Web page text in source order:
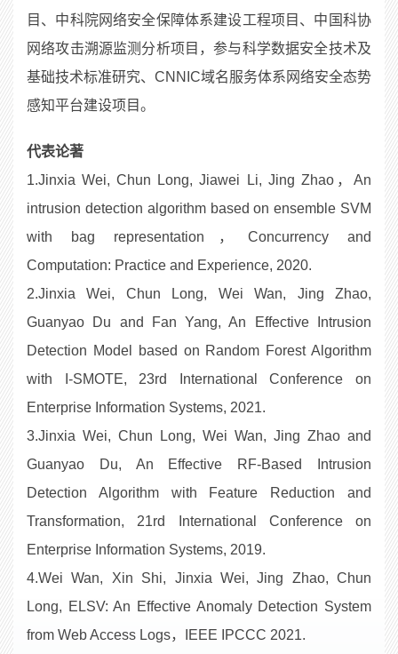
目、中科院网络安全保障体系建设工程项目、中国科协
网络攻击溯源监测分析项目，参与科学数据安全技术及
基础技术标准研究、CNNIC域名服务体系网络安全态势
感知平台建设项目。
代表论著
1.Jinxia Wei, Chun Long, Jiawei Li, Jing Zhao，An
intrusion detection algorithm based on ensemble SVM
with bag representation，Concurrency and
Computation: Practice and Experience, 2020.
2.Jinxia Wei, Chun Long, Wei Wan, Jing Zhao,
Guanyao Du and Fan Yang, An Effective Intrusion
Detection Model based on Random Forest Algorithm
with I-SMOTE, 23rd International Conference on
Enterprise Information Systems, 2021.
3.Jinxia Wei, Chun Long, Wei Wan, Jing Zhao and
Guanyao Du, An Effective RF-Based Intrusion
Detection Algorithm with Feature Reduction and
Transformation, 21rd International Conference on
Enterprise Information Systems, 2019.
4.Wei Wan, Xin Shi, Jinxia Wei, Jing Zhao, Chun
Long, ELSV: An Effective Anomaly Detection System
from Web Access Logs，IEEE IPCCC 2021.